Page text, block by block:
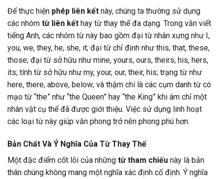
Để thực hiện phép liên kết này, chúng ta thường sử dụng
các nhóm từ liên kết hay từ thay thế đa dạng. Trong văn viết
tiếng Anh, các nhóm từ này bao gồm đại từ nhân xưng như I,
you, we, they, he, she, it; đại từ chỉ định như this, that, these,
those; đại từ sở hữu như mine, yours, ours, theirs, his, hers,
its; tính từ sở hữu như my, your, our, their, his; trạng từ như
here, there, above, below; và thậm chí là các cụm danh từ có
mạo từ “the” như “the Queen” hay “the King” khi ám chỉ một
nhân vật cụ thể đã được giới thiệu. Việc sử dụng linh hoạt
các loại từ này giúp văn phong trở nên phong phú hơn.
Bản Chất Và Ý Nghĩa Của Từ Thay Thế
Một đặc điểm cốt lõi của những từ tham chiếu này là bản
thân chúng không mang một nghĩa xác định cố định. Ý nghĩa